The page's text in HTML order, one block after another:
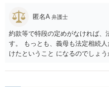
匿名A 弁護士
約款等で特段の定めがなければ、
す。 もっとも、義母も法定相続
けたということ になるのでしょ